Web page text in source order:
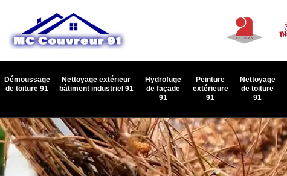
Démoussage
de toiture 91
Nettoyage extérieur
bâtiment industriel 91
Hydrofuge
de façade
91
Peinture
extérieure
91
Nettoyage
de toiture
91